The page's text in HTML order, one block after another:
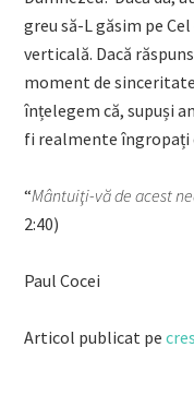
greu să-L găsim pe
verticală. Dacă
moment de
înțelegem că, supuși
fi realmente îngropați
“Mântuiţi-vă de acest
2:40)
Paul Cocei
Articol publicat pe